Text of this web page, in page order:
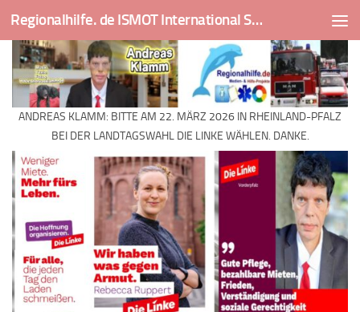
Skip to content Regionalhilfe. de ISMOT International Social And Medical Outreach Team
ANDREAS KLAMM: BITTE AM 22. MÄRZ 2026 IN RHEINLAND-PFALZ
BEI DER LANDTAGSWAHL DIE LINKE WÄHLEN. DANKE.